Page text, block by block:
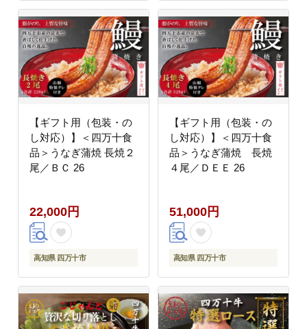
【ギフト用（包装・の
し対応）】＜四万十食
品＞うなぎ蒲焼 長焼２
尾／ＢＣ 26
22,000円
高知県 四万十市
【ギフト用（包装・の
し対応）】＜四万十食
品＞うなぎ蒲焼 長焼
４尾／ＤＥＥ 26
51,000円
高知県 四万十市